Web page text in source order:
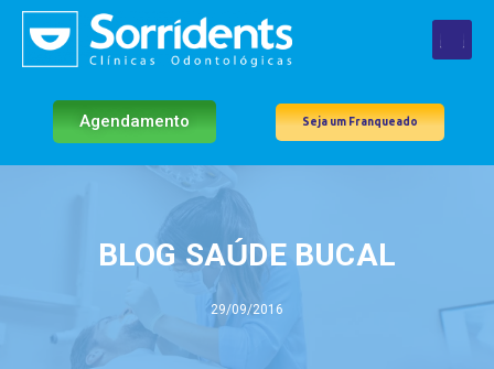
Agendamento Seja um Franqueado
BLOG SAÚDE BUCAL
29/09/2016